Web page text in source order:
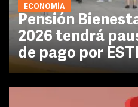
ECONOMÍA
Pensión
2026 tendrá
de pago por